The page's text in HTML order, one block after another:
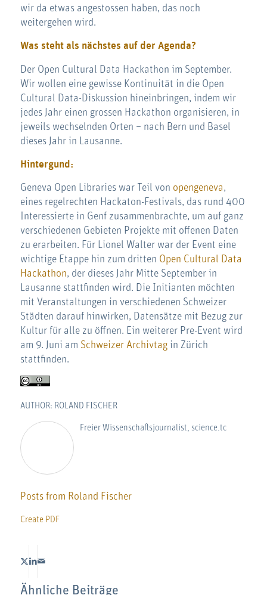
wir da etwas angestossen haben, das noch
weitergehen wird.
Was steht als nächstes auf der Agenda?
Der Open Cultural Data Hackathon im September.
Wir wollen eine gewisse Kontinuität in die Open
Cultural Data-Diskussion hineinbringen, indem wir
jedes Jahr einen grossen Hackathon organisieren, in
jeweils wechselnden Orten – nach Bern und Basel
dieses Jahr in Lausanne.
Hintergund:
Geneva Open Libraries war Teil von opengeneva,
eines regelrechten Hackaton-Festivals, das rund 400
Interessierte in Genf zusammenbrachte, um auf ganz
verschiedenen Gebieten Projekte mit offenen Daten
zu erarbeiten. Für Lionel Walter war der Event eine
wichtige Etappe hin zum dritten Open Cultural Data
Hackathon, der dieses Jahr Mitte September in
Lausanne stattfinden wird. Die Initianten möchten
mit Veranstaltungen in verschiedenen Schweizer
Städten darauf hinwirken, Datensätze mit Bezug zur
Kultur für alle zu öffnen. Ein weiterer Pre-Event wird
am 9. Juni am Schweizer Archivtagin Zürich
stattfinden.
AUTHOR: ROLAND FISCHER
Freier Wissenschaftsjournalist, science.tc
Posts from Roland Fischer
Create PDF
Ähnliche Beiträge